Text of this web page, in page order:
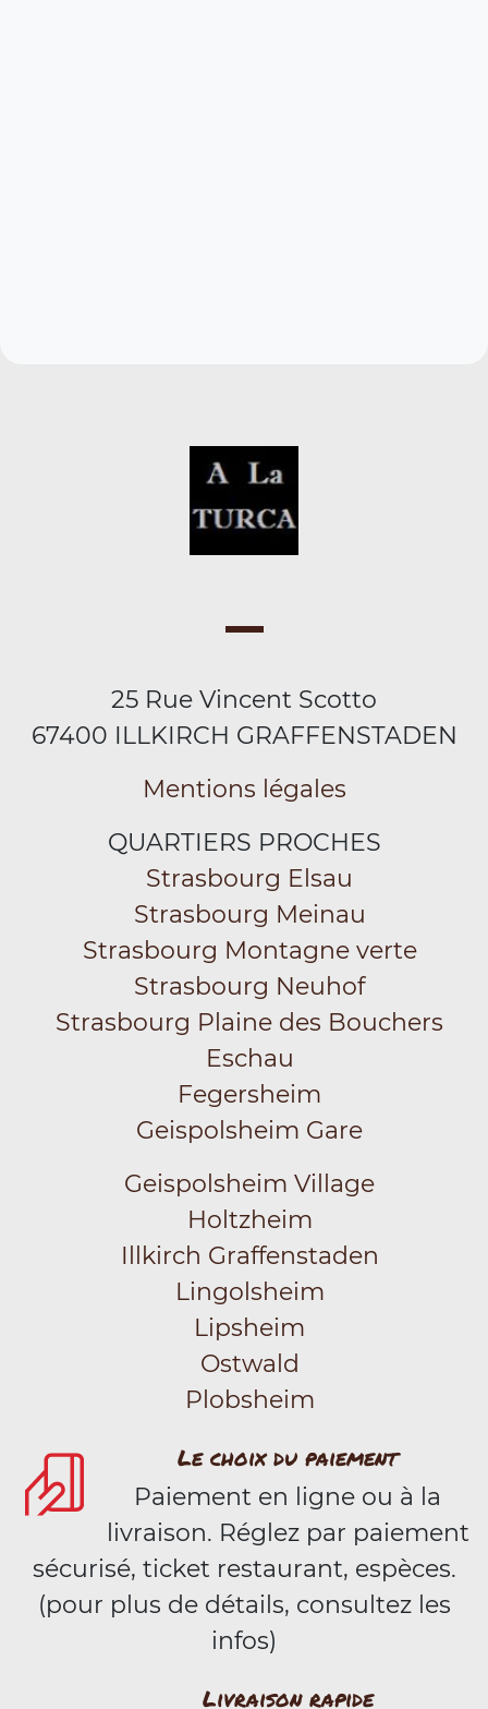
25 Rue Vincent Scotto
67400 ILLKIRCH GRAFFENSTADEN
Mentions légales
QUARTIERS PROCHES
Strasbourg Elsau
Strasbourg Meinau
Strasbourg Montagne verte
Strasbourg Neuhof
Strasbourg Plaine des Bouchers
Eschau
Fegersheim
Geispolsheim Gare
Geispolsheim Village
Holtzheim
Illkirch Graffenstaden
Lingolsheim
Lipsheim
Ostwald
Plobsheim
Le choix du paiement
Paiement en ligne ou à la
livraison. Réglez par paiement
sécurisé, ticket restaurant, espèces.
(pour plus de détails, consultez les
infos)
Livraison rapide